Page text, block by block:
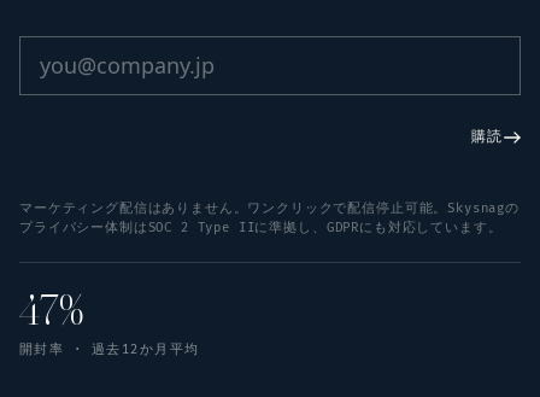
購読
マーケティング配信はありません。ワンクリックで配信停止可能。Skysnagの
プライバシー体制はSOC 2 Type IIに準拠し、GDPRにも対応しています。
47%
開封率 · 過去12か月平均